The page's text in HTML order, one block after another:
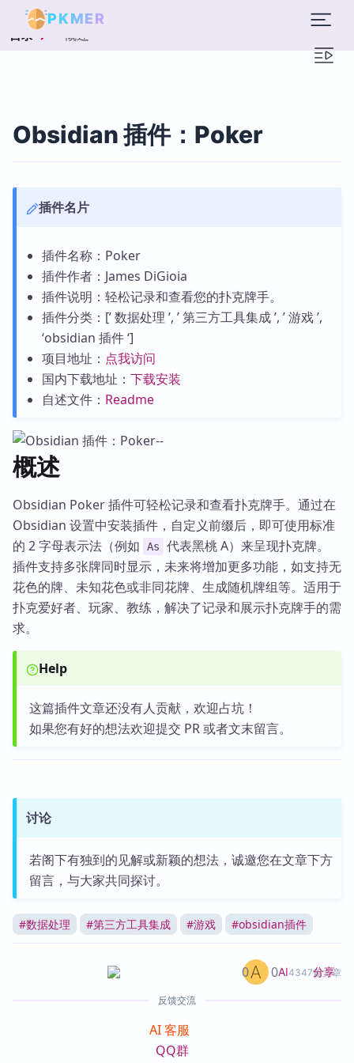
PKMER
目录 概述
Obsidian 插件：Poker
插件名片
插件名称：Poker
插件作者：James DiGioia
插件说明：轻松记录和查看您的扑克牌手。
插件分类：[’ 数据处理 ’, ’ 第三方工具集成 ’, ’ 游戏 ’,
‘obsidian 插件 ‘]
项目地址： 点我访问
国内下载地址： 下载安装
自述文件： Readme
概述
Obsidian Poker 插件可轻松记录和查看扑克牌手。通过在
Obsidian 设置中安装插件，自定义前缀后，即可使用标准
的 2 字母表示法（例如
As
代表黑桃 A）来呈现扑克牌。
插件支持多张牌同时显示，未来将增加更多功能，如支持无
花色的牌、未知花色或非同花牌、生成随机牌组等。适用于
扑克爱好者、玩家、教练，解决了记录和展示扑克牌手的需
求。
Help
这篇插件文章还没有人贡献，欢迎占坑！
如果您有好的想法欢迎提交 PR 或者文末留言。
讨论
若阁下有独到的见解或新颖的想法，诚邀您在文章下方
留言，与大家共同探讨。
#数据处理 #第三方工具集成 #游戏 #obsidian插件
AI4347篇文章
0 0 分享
反馈交流
AI 客服
QQ群